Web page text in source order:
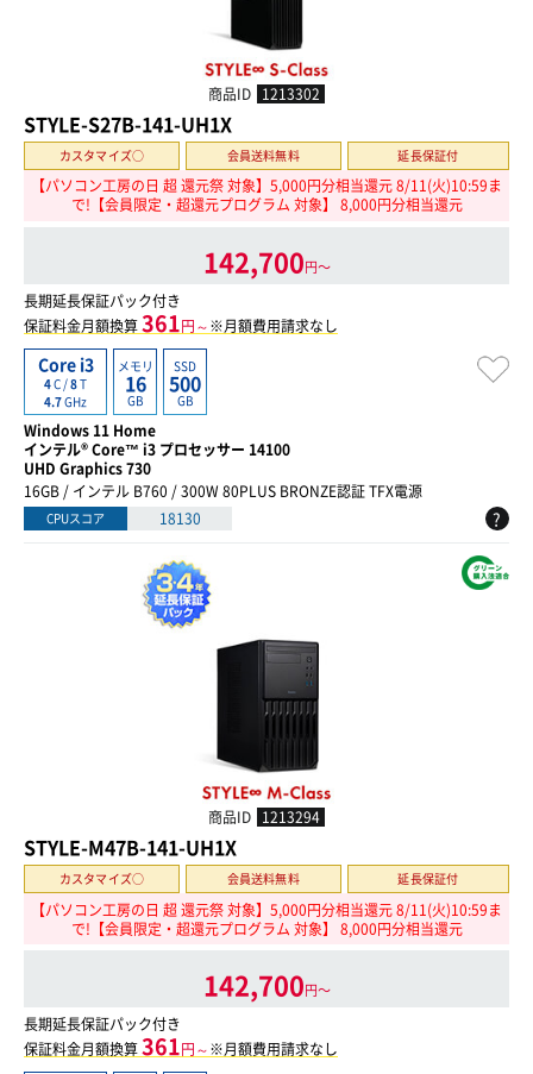
商品ID 1213302
STYLE-S27B-141-UH1X
カスタマイズ○ 会員送料無料 延長保証付
【パソコン工房の日 超 還元祭 対象】5,000円分相当還元 8/11(火)10:59ま
で!【会員限定・超還元プログラム 対象】 8,000円分相当還元
142,700円〜
長期延長保証パック付き
保証料金月額換算361円～※月額費用請求なし
Core i3
4C /8T
4.7GHz
メモリ
16
GB
SSD
500
GB
Windows 11 Home
インテル® Core™ i3 プロセッサー 14100
UHD Graphics 730
16GB / インテル B760 / 300W 80PLUS BRONZE認証 TFX電源
CPUスコア 18130 ?
商品ID 1213294
STYLE-M47B-141-UH1X
カスタマイズ○ 会員送料無料 延長保証付
【パソコン工房の日 超 還元祭 対象】5,000円分相当還元 8/11(火)10:59ま
で!【会員限定・超還元プログラム 対象】 8,000円分相当還元
142,700円〜
長期延長保証パック付き
保証料金月額換算361円～※月額費用請求なし